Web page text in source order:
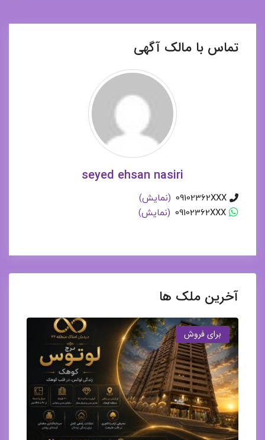
تماس با مالک آگهی
seyed ehsan nasiri
09102362XXX (نمایش)
09102362XXX (نمایش)
آخرین ملک ها
برای فروش